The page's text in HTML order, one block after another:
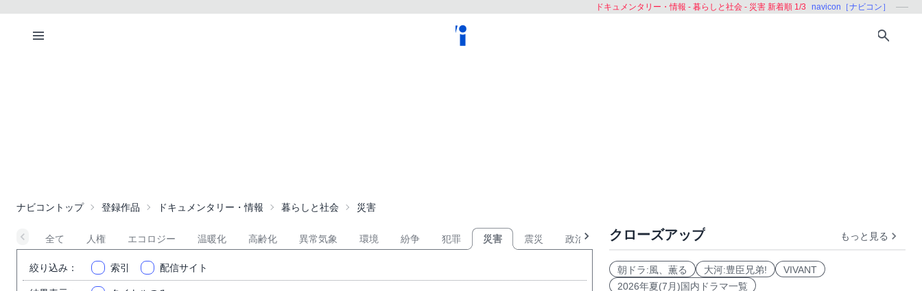
ドキュメンタリー・情報 - 暮らしと社会 - 災害 新着順 1/3 navicon［ナビコン］
ナビコントップ 登録作品 ドキュメンタリー・情報 暮らしと社会 災害
全て 人権 エコロジー 温暖化 高齢化 異常気象 環境 紛争 犯罪 災害 震災 政治 経済 文化 田舎暮らし
絞り込み ： 索引 配信サイト
クローズアップ もっと見る
朝ドラ:風、薫る 大河:豊臣兄弟!
VIVANT
2026年夏(7月)国内ドラマ一覧